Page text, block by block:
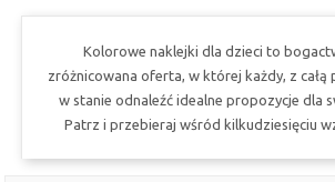
Kolorowe naklejki dla dzieci to
zróżnicowana oferta, w której każdy, z całą
w stanie odnaleźć idealne propozycje dla
Patrz i przebieraj wśród kilkudziesięciu